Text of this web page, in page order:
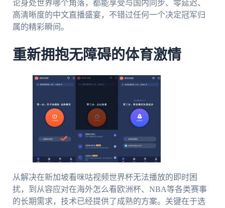
论身处世界哪个角落，都能享受与国内同步、零延迟、
高清晰度的中文直播盛宴，不错过任何一个决定冠军归
属的精彩瞬间。
重新拥抱无障碍的体育激情
从解决在新加坡看咪咕视频世界杯无法播放的即时困
扰，到从容应对在海外怎么看欧洲杯、NBA等各类赛事
的长期需求，技术已经提供了成熟的方案。关键在于选